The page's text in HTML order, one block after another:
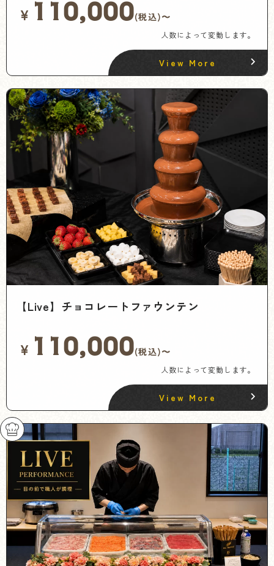
¥ 110,000(税込)〜
人数によって変動します。
View More
【Live】チョコレートファウンテン
¥ 110,000(税込)〜
人数によって変動します。
View More